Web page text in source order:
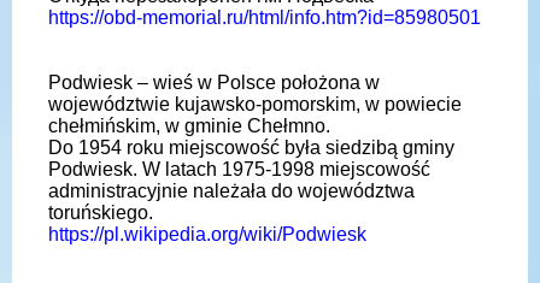
https://obd-memorial.ru/html/info.htm?id=85980501
Podwiesk – wieś w Polsce położona w
województwie kujawsko-pomorskim, w powiecie
chełmińskim, w gminie Chełmno.
Do 1954 roku miejscowość była siedzibą gminy
Podwiesk. W latach 1975-1998 miejscowość
administracyjnie należała do województwa
toruńskiego.
https://pl.wikipedia.org/wiki/Podwiesk